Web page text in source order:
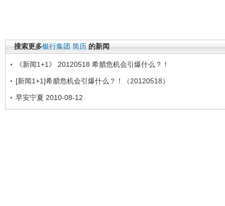
搜索更多银行集团 简历 的新闻
《新闻1+1》 20120518 希腊危机会引爆什么？！
[新闻1+1]希腊危机会引爆什么？！（20120518）
早安宁夏 2010-08-12